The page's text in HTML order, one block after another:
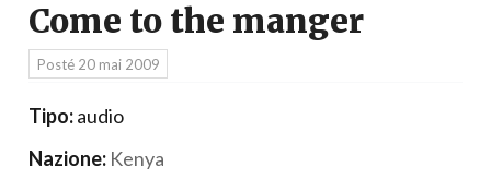
Ressources
Come to the manger
Posté 20 mai 2009
Tipo:audio
Nazione: Kenya